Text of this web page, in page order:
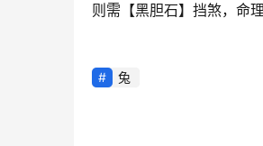
则需【黑胆石】挡煞，命
兔